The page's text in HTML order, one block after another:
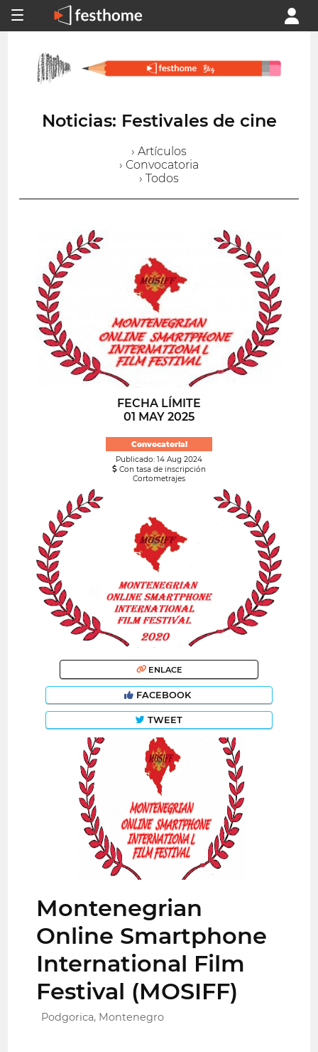
Noticias: Festivales de cine
› Artículos
› Convocatoria
› Todos
FECHA LÍMITE
01 MAY 2025
Convocatoria!
Publicado: 14 Aug 2024
Con tasa de inscripción
Cortometrajes
ENLACE
FACEBOOK
TWEET
Montenegrian
Online Smartphone
International Film
Festival (MOSIFF)
Podgorica, Montenegro